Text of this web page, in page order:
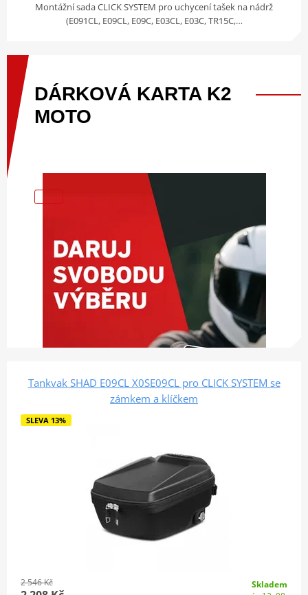
Montážní sada CLICK SYSTEM pro uchycení tašek na nádrž
(E091CL, E09CL, E09C, E03CL, E03C, TR15C,…
DÁRKOVÁ KARTA K2
MOTO
Tankvak SHAD E09CL X0SE09CL pro CLICK SYSTEM se
zámkem a klíčkem
SLEVA 13%
2 546 Kč
Skladem